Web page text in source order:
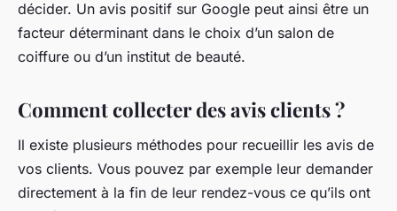
décider. Un avis positif sur Google peut ainsi être un
facteur déterminant dans le choix d’un salon de
coiffure ou d’un institut de beauté.
Comment collecter des avis clients ?
Il existe plusieurs méthodes pour recueillir les avis de
vos clients. Vous pouvez par exemple leur demander
directement à la fin de leur rendez-vous ce qu’ils ont